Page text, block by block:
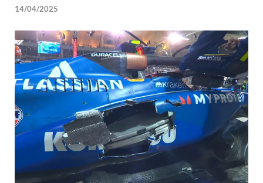
14/04/2025